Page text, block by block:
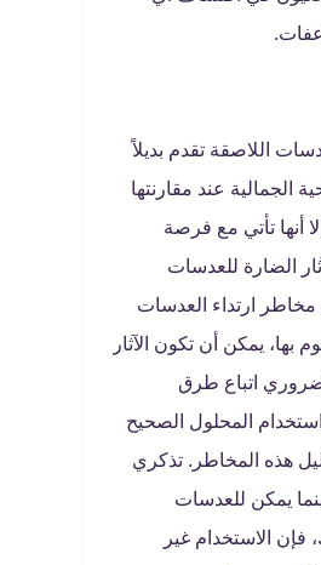
اللاصقة تقدم بديلاً
الجمالية عند مقارنتها
أنها تأتي مع فرصة
الضارة للعدسات
مخاطر ارتداء العدسات
بها، يمكن أن تكون الآثار
اتباع طرق
المحلول الصحيح
هذه المخاطر. تذكري
يمكن للعدسات
فإن الاستخدام غير